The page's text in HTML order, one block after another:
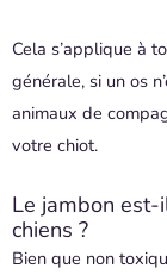
Cela s’applique à
générale, si un os
animaux de
votre chiot.
Le jambon
chiens ?
Bien que non